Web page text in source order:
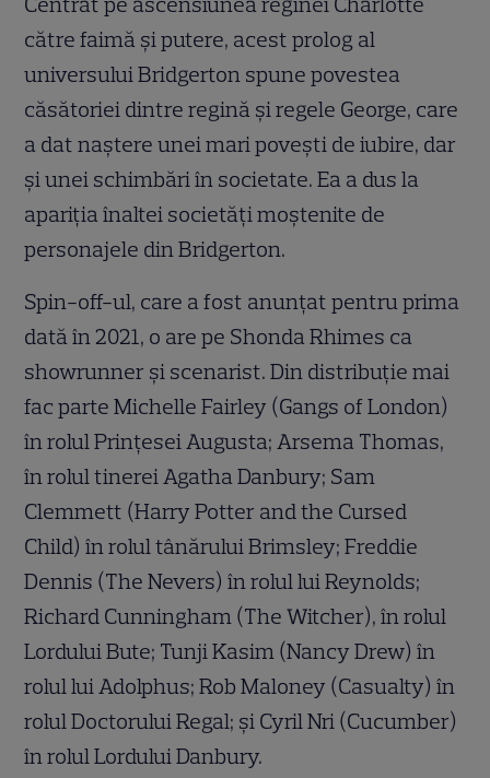
către faimă și putere, acest prolog al
universului Bridgerton spune povestea
căsătoriei dintre regină și regele George, care
a dat naștere unei mari povești de iubire, dar
și unei schimbări în societate. Ea a dus la
apariția înaltei societăți moștenite de
personajele din Bridgerton.
Spin-off-ul, care a fost anunțat pentru prima
dată în 2021, o are pe Shonda Rhimes ca
showrunner și scenarist. Din distribuție mai
fac parte Michelle Fairley (Gangs of London)
în rolul Prințesei Augusta; Arsema Thomas,
în rolul tinerei Agatha Danbury; Sam
Clemmett (Harry Potter and the Cursed
Child) în rolul tânărului Brimsley; Freddie
Dennis (The Nevers) în rolul lui Reynolds;
Richard Cunningham (The Witcher), în rolul
Lordului Bute; Tunji Kasim (Nancy Drew) în
rolul lui Adolphus; Rob Maloney (Casualty) în
rolul Doctorului Regal; și Cyril Nri (Cucumber)
în rolul Lordului Danbury.